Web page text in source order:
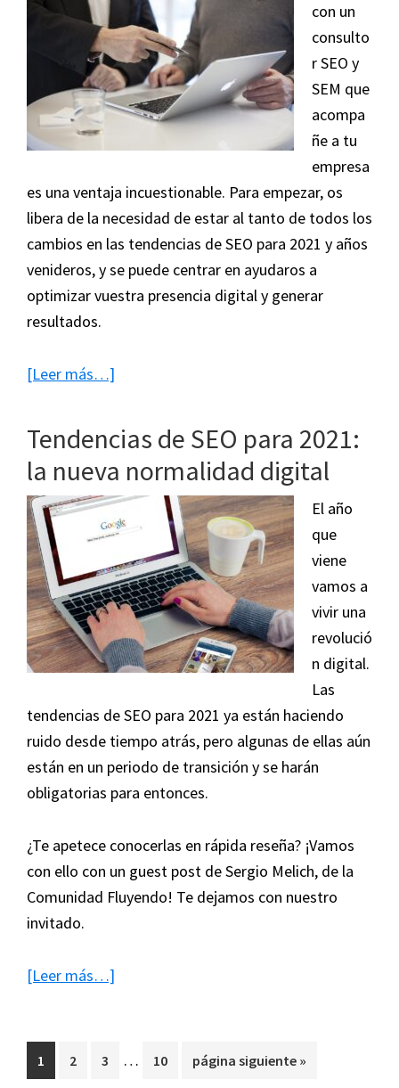
buen
proveedor
con un
consulto
r SEO y
SEM que
acompa
ñe a tu
empresa
es una ventaja incuestionable. Para empezar, os
libera de la necesidad de estar al tanto de todos los
cambios en las tendencias de SEO para 2021 y años
venideros, y se puede centrar en ayudaros a
optimizar vuestra presencia digital y generar
resultados.
[Leer más…]
Las
ventajas
de
contar
con
consultor
SEO
tu
Tendencias de SEO para 2021:
la nueva normalidad digital
El año
que
viene
vamos a
vivir una
revolució
n digital.
Las
tendencias de SEO para 2021 ya están haciendo
ruido desde tiempo atrás, pero algunas de ellas aún
están en un periodo de transición y se harán
obligatorias para entonces.
¿Te apetece conocerlas en rápida reseña? ¡Vamos
con ello con un guest post de Sergio Melich, de la
Comunidad Fluyendo! Te dejamos con nuestro
invitado.
[Leer más…]
Página
1 Página
2 Página
3
Páginas
… Página
10
Ir
página siguiente »